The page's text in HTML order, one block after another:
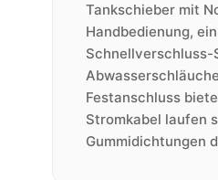
Tankschieber mit
Handbedienung, ein
Schnellverschluss-
Festanschluss
Stromkabel laufen
Gummidichtungen